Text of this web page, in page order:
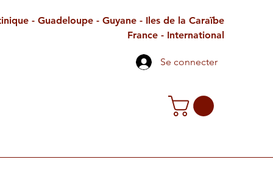
- Guadeloupe - Guyane - Iles de la Caraïbe
France - International
Se connecter